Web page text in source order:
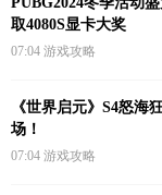
取4080S显卡大奖
07:04 游戏攻略
《世界启元》S4怒海
场！
07:04 游戏攻略